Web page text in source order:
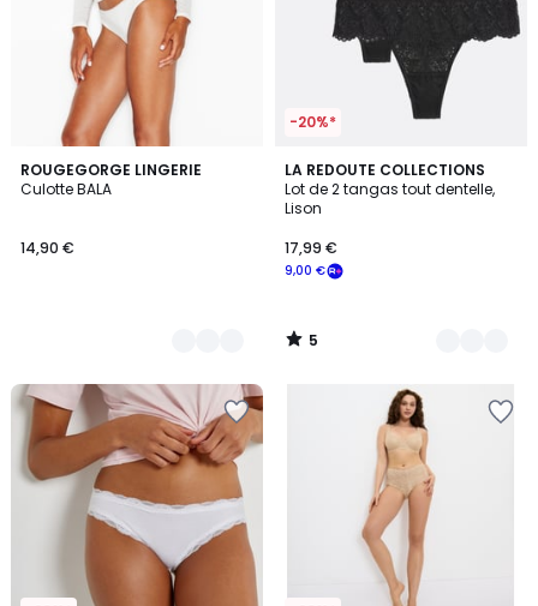
ROUGEGORGE LINGERIE
Culotte BALA
14,90 €
2
Couleurs
-20%*
LA REDOUTE COLLECTIONS
Lot de 2 tangas tout dentelle,
Lison
9,00 €
17,99 €
5
/
5
3
Couleurs
5
/